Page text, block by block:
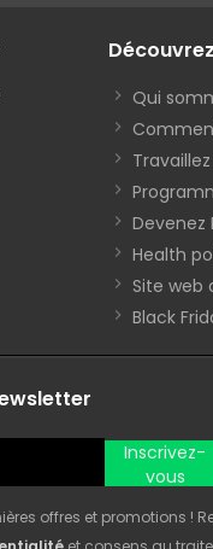
Qui
Devenez
Health
Site web
Black
Inscrivez-
vous
offres et promotions !